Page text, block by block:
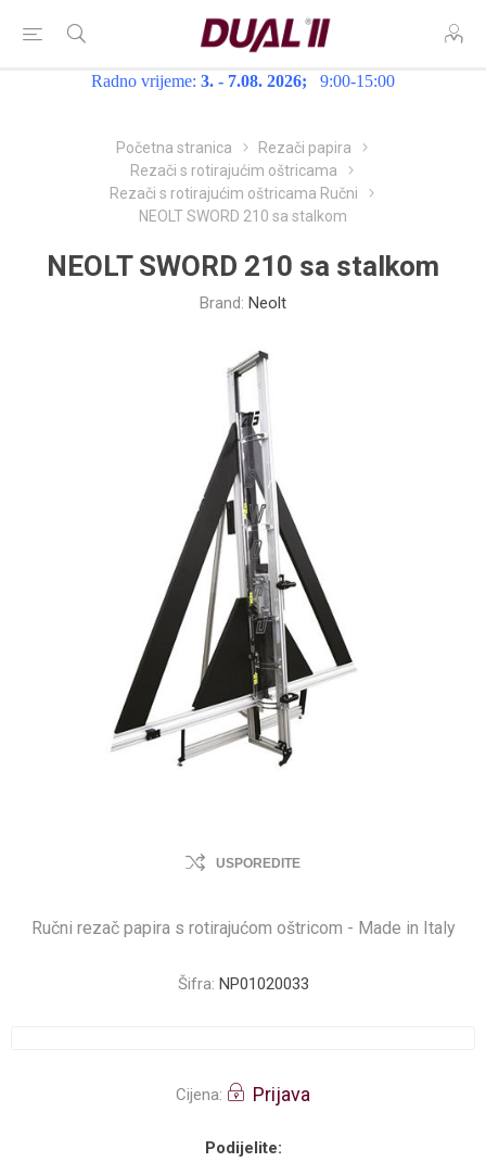
Radno vrijeme: 3. - 7.08. 2026; 9:00-15:00
Početna stranica
Rezači papira
Rezači s rotirajućim oštricama
Rezači s rotirajućim oštricama Ručni
NEOLT SWORD 210 sa stalkom
NEOLT SWORD 210 sa stalkom
Brand: Neolt
USPOREDITE
Ručni rezač papira s rotirajućom oštricom - Made in Italy
Šifra: NP01020033
Cijena: Prijava
Podijelite: